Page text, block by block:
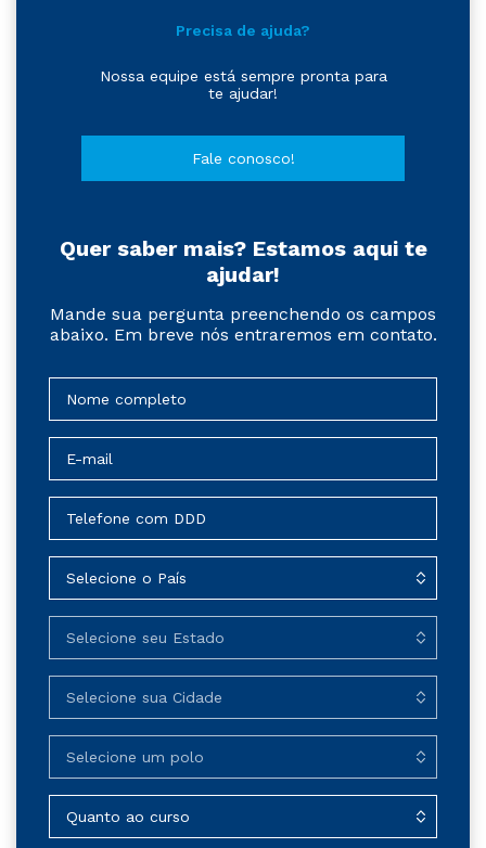
Precisa de ajuda?
Nossa equipe está sempre pronta para
te ajudar!
Fale conosco!
Quer saber mais? Estamos aqui te
ajudar!
Mande sua pergunta preenchendo os campos
abaixo. Em breve nós entraremos em contato.